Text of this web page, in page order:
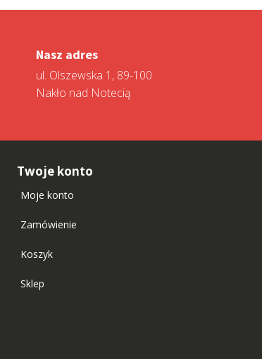
Nasz adres
ul. Olszewska 1, 89-100
Nakło nad Notecią
Twoje konto
Moje konto
Zamówienie
Koszyk
Sklep